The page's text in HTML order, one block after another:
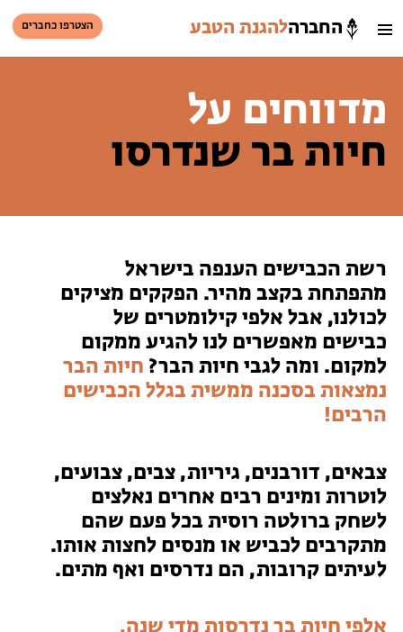
החברהלהגנת הטבע הצטרפו כחברים
כניסת חברים
הזמינו פעילויות וטיולים מודרכים
בתי ספר שדה
מחנות קיץ
מחנות קיץ
חופשות בבתי ספר שדה
ארץ אהבתי – קבוצות טיולים למבוגרים
מדווחים על
חיות בר שנדרסו
רשת הכבישים הענפה בישראל
מתפתחת בקצב מהיר. הפקקים מציקים
לכולנו, אבל אלפי קילומטרים של
כבישים מאפשרים לנו להגיע ממקום
למקום. ומה לגבי חיות הבר? חיות הבר
נמצאות בסכנה ממשית בגלל הכבישים
הרבים!
צבאים, דורבנים, גיריות, צבים, צבועים,
לוטרות ומינים רבים אחרים נאלצים
לשחק ברולטה רוסית בכל פעם שהם
מתקרבים לכביש או מנסים לחצות אותו.
לעיתים קרובות, הם נדרסים ואף מתים.
אלפי חיות בר נדרסות מדי שנה,